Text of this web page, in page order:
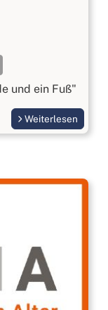
und ein Fuß"
Weiterlesen